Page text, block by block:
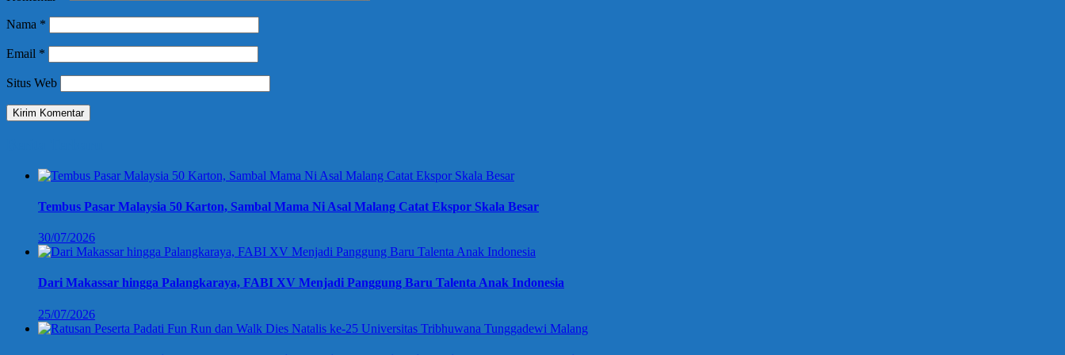
Nama *
Email *
Situs Web
Tembus Pasar Malaysia 50 Karton, Sambal Mama Ni Asal Malang Catat Ekspor Skala Besar
30/07/2026
Dari Makassar hingga Palangkaraya, FABI XV Menjadi Panggung Baru Talenta Anak Indonesia
25/07/2026